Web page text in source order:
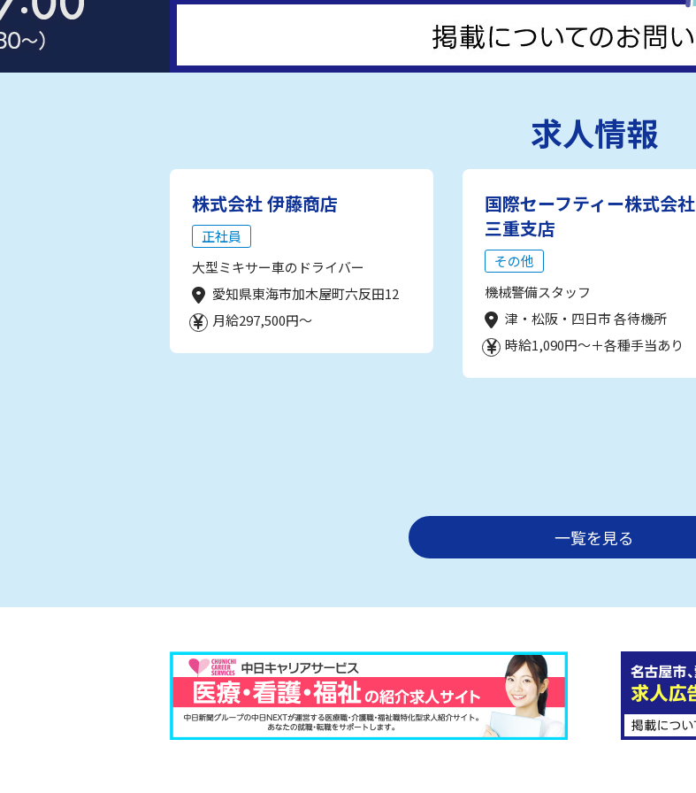
求人情報
株式会社 伊藤商店
正社員
大型ミキサー車のドライバー
愛知県東海市加木屋町六反田12
月給297,500円～
国際セーフティー株式会社
三重支店
その他
機械警備スタッフ
津・松阪・四日市 各待機所
時給1,090円～＋各種手当あり
一覧を見る